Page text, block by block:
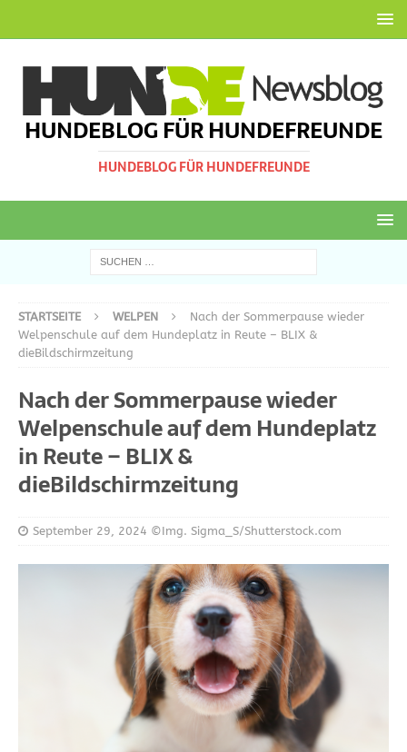
HUNDEBLOG FÜR HUNDEFREUNDE
HUNDEBLOG FÜR HUNDEFREUNDE
STARTSEITE WELPEN
Nach der Sommerpause wieder
Welpenschule auf dem Hundeplatz in Reute – BLIX &
dieBildschirmzeitung
Nach der Sommerpause wieder
Welpenschule auf dem Hundeplatz
in Reute – BLIX &
dieBildschirmzeitung
September 29, 2024 ©Img. Sigma_S/Shutterstock.com